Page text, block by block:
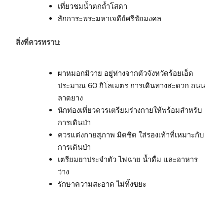
เที่ยวชมน้ำตกถ้ำโสดา
สักการะพระมหาเจดีย์ศรีชัยมงคล
สิ่งที่ควรทราบ:
ผาหมอกมิวาย อยู่ห่างจากตัวจังหวัดร้อยเอ็ด
ประมาณ 60 กิโลเมตร การเดินทางสะดวก ถนน
ลาดยาง
นักท่องเที่ยวควรเตรียมร่างกายให้พร้อมสำหรับ
การเดินป่า
ควรแต่งกายสุภาพ มิดชิด ใส่รองเท้าที่เหมาะกับ
การเดินป่า
เตรียมยาประจำตัว ไฟฉาย น้ำดื่ม และอาหาร
ว่าง
รักษาความสะอาด ไม่ทิ้งขยะ